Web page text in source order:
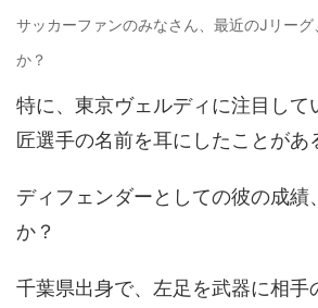
サッカーファンのみなさん、最近のJリー
か？
特に、東京ヴェルディに注目して
匠選手の名前を耳にしたことがあ
ディフェンダーとしての彼の成績
か？
千葉県出身で、左足を武器に相手